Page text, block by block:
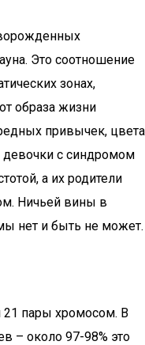
Это соотношение
зонах,
образа жизни
привычек, цвета
девочки с синдромом
а их родители
Ничьей вины в
нет и быть не может.
пары хромосом. В
– около 97-98% это